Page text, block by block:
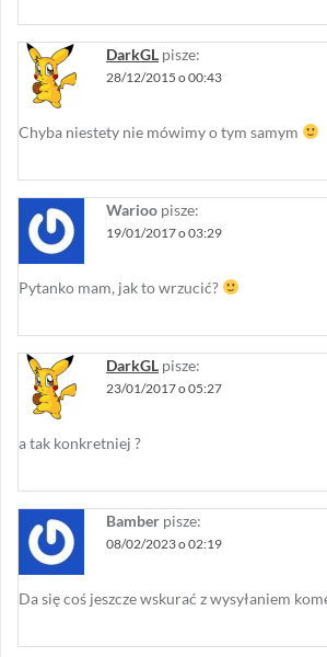
DarkGL pisze:
28/12/2015 o 00:43
Chyba niestety nie mówimy o tym samym
Warioo pisze:
19/01/2017 o 03:29
Pytanko mam, jak to wrzucić?
DarkGL pisze:
23/01/2017 o 05:27
a tak konkretniej ?
Bamber pisze:
08/02/2023 o 02:19
Da się coś jeszcze wskurać z wysyłaniem